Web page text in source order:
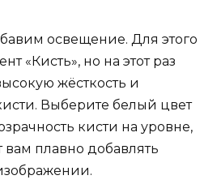
освещение. Для этого
«Кисть», но на этот раз
жёсткость и
Выберите белый цвет
кисти на уровне,
вам плавно добавлять